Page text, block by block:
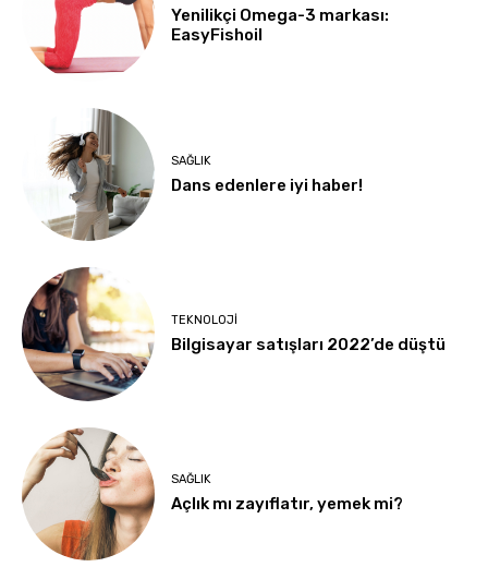
Yenilikçi Omega-3 markası:
EasyFishoil
SAĞLIK
Dans edenlere iyi haber!
TEKNOLOJI
Bilgisayar satışları 2022’de düştü
SAĞLIK
Açlık mı zayıflatır, yemek mi?